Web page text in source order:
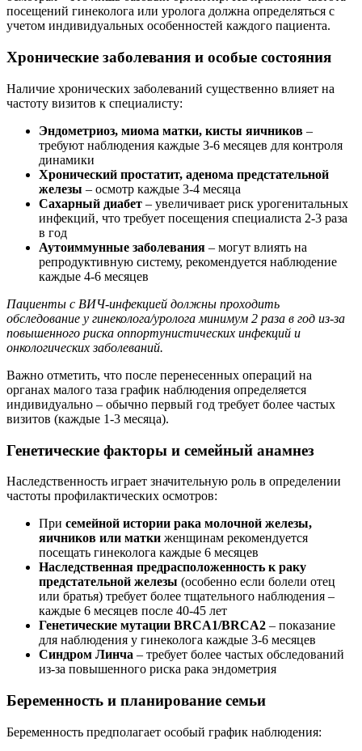
посещений гинеколога или уролога должна определяться с
учетом индивидуальных особенностей каждого пациента.
Хронические заболевания и особые состояния
Наличие хронических заболеваний существенно влияет на
частоту визитов к специалисту:
Эндометриоз, миома матки, кисты яичников –
требуют наблюдения каждые 3-6 месяцев для контроля
динамики
Хронический простатит, аденома предстательной
железы – осмотр каждые 3-4 месяца
Сахарный диабет – увеличивает риск урогенитальных
инфекций, что требует посещения специалиста 2-3 раза
в год
Аутоиммунные заболевания – могут влиять на
репродуктивную систему, рекомендуется наблюдение
каждые 4-6 месяцев
Пациенты с ВИЧ-инфекцией должны проходить
обследование у гинеколога/уролога минимум 2 раза в год из-за
повышенного риска оппортунистических инфекций и
онкологических заболеваний.
Важно отметить, что после перенесенных операций на
органах малого таза график наблюдения определяется
индивидуально – обычно первый год требует более частых
визитов (каждые 1-3 месяца).
Генетические факторы и семейный анамнез
Наследственность играет значительную роль в определении
частоты профилактических осмотров:
При семейной истории рака молочной железы,
яичников или матки женщинам рекомендуется
посещать гинеколога каждые 6 месяцев
Наследственная предрасположенность к раку
предстательной железы (особенно если болели отец
или братья) требует более тщательного наблюдения –
каждые 6 месяцев после 40-45 лет
Генетические мутации BRCA1/BRCA2 – показание
для наблюдения у гинеколога каждые 3-6 месяцев
Синдром Линча – требует более частых обследований
из-за повышенного риска рака эндометрия
Беременность и планирование семьи
Беременность предполагает особый график наблюдения: